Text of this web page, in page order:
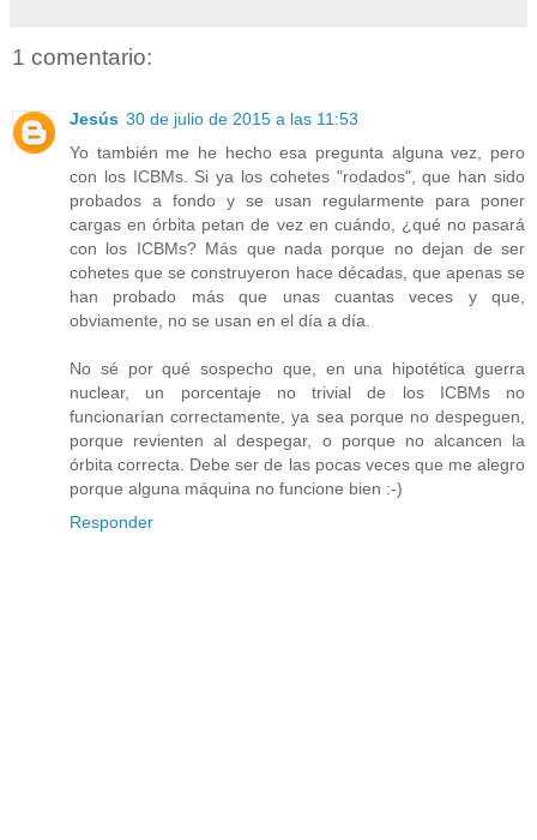
1 comentario:
Jesús 30 de julio de 2015 a las 11:53
Yo también me he hecho esa pregunta alguna vez, pero
con los ICBMs. Si ya los cohetes "rodados", que han sido
probados a fondo y se usan regularmente para poner
cargas en órbita petan de vez en cuándo, ¿qué no pasará
con los ICBMs? Más que nada porque no dejan de ser
cohetes que se construyeron hace décadas, que apenas se
han probado más que unas cuantas veces y que,
obviamente, no se usan en el día a día.
No sé por qué sospecho que, en una hipotética guerra
nuclear, un porcentaje no trivial de los ICBMs no
funcionarían correctamente, ya sea porque no despeguen,
porque revienten al despegar, o porque no alcancen la
órbita correcta. Debe ser de las pocas veces que me alegro
porque alguna máquina no funcione bien :-)
Responder